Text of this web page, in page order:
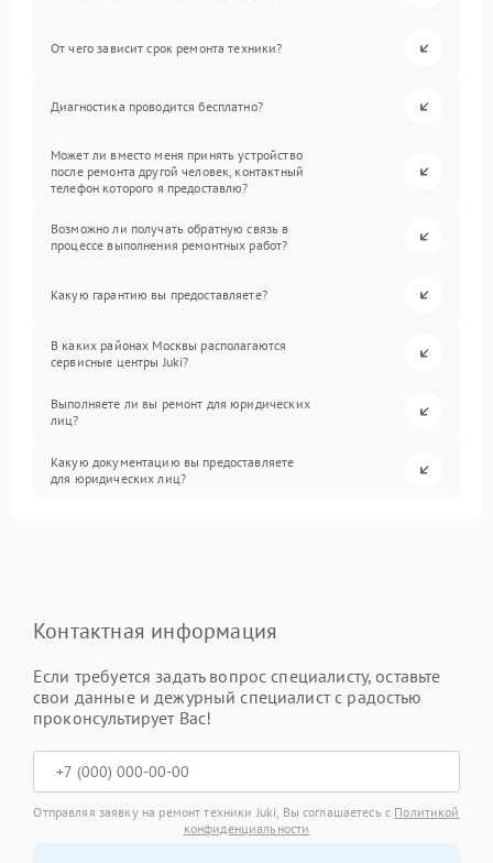
От чего зависит срок ремонта техники?
Диагностика проводится бесплатно?
Может ли вместо меня принять устройство
после ремонта другой человек, контактный
телефон которого я предоставлю?
Возможно ли получать обратную связь в
процессе выполнения ремонтных работ?
Какую гарантию вы предоставляете?
В каких районах Москвы располагаются
сервисные центры Juki?
Выполняете ли вы ремонт для юридических
лиц?
Какую документацию вы предоставляете
для юридических лиц?
Контактная информация
Если требуется задать вопрос специалисту, оставьте
свои данные и дежурный специалист с радостью
проконсультирует Вас!
Отправляя заявку на ремонт техники Juki, Вы соглашаетесь с Политикой
конфиденциальности